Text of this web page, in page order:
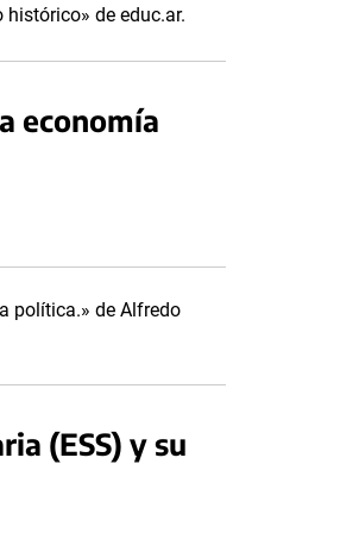
de educ.ar.
economía
política.» de Alfredo
(ESS) y su